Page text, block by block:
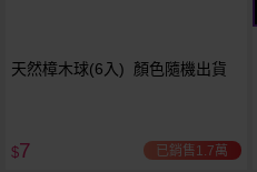
天然樟木球(6入) 顏色隨機出貨
$7 已銷售1.7萬